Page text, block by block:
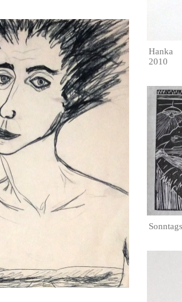
Hanka
2010